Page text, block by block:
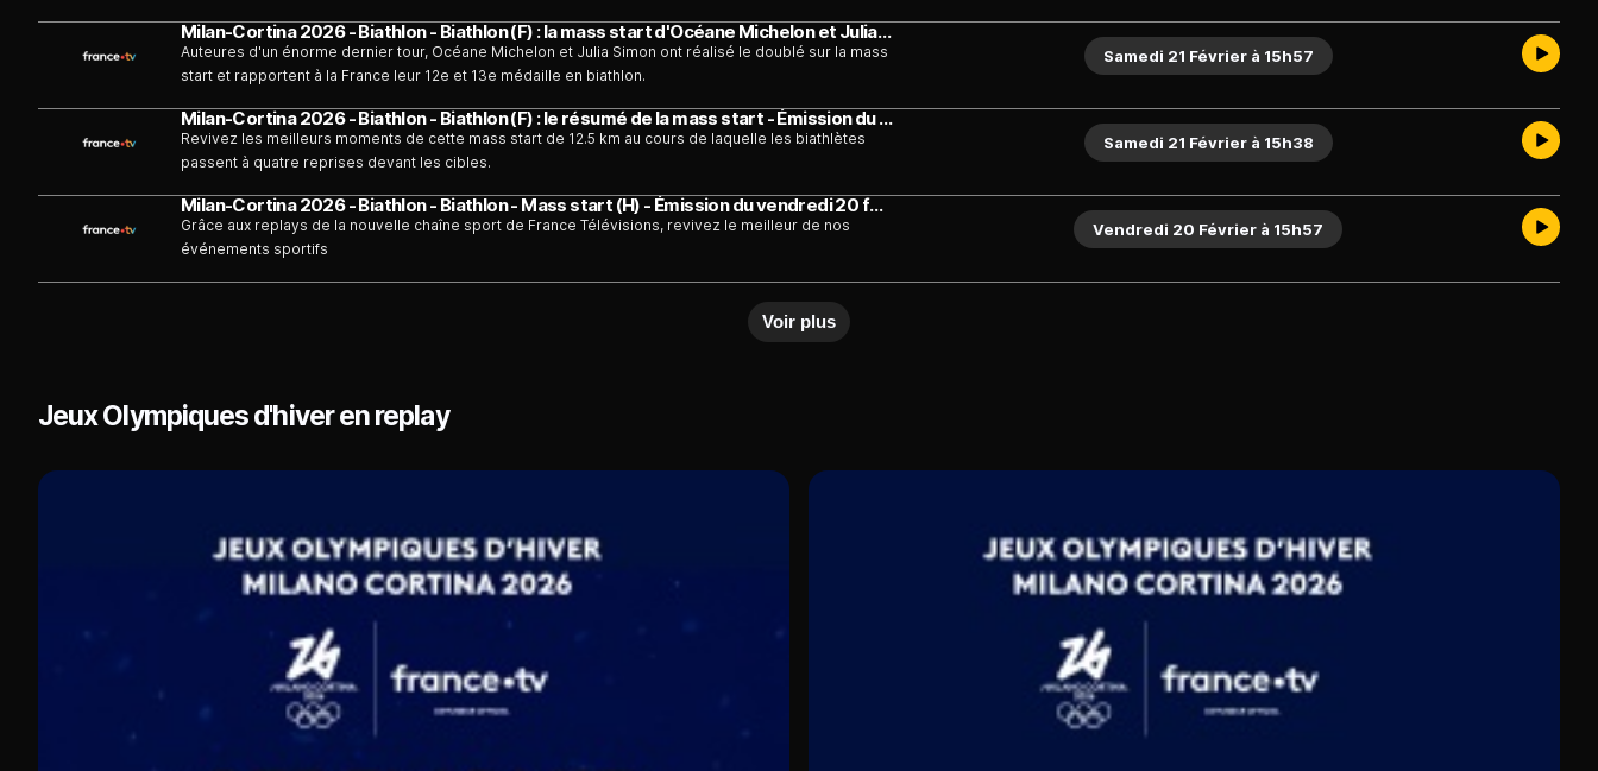
Milan-Cortina 2026 - Biathlon - Biathlon (F) : la mass start d'Océane Michelon et Julia Simon - Émission du samedi 21 février
Auteures d'un énorme dernier tour, Océane Michelon et Julia Simon ont réalisé le doublé sur la mass
start et rapportent à la France leur 12e et 13e médaille en biathlon.
Samedi 21 Février à 15h57
Milan-Cortina 2026 - Biathlon - Biathlon (F) : le résumé de la mass start - Émission du samedi 21 février
Revivez les meilleurs moments de cette mass start de 12.5 km au cours de laquelle les biathlètes
passent à quatre reprises devant les cibles.
Samedi 21 Février à 15h38
Milan-Cortina 2026 - Biathlon - Biathlon - Mass start (H) - Émission du vendredi 20 février
Grâce aux replays de la nouvelle chaîne sport de France Télévisions, revivez le meilleur de nos
événements sportifs
Vendredi 20 Février à 15h57
Voir plus
Jeux Olympiques d'hiver en replay